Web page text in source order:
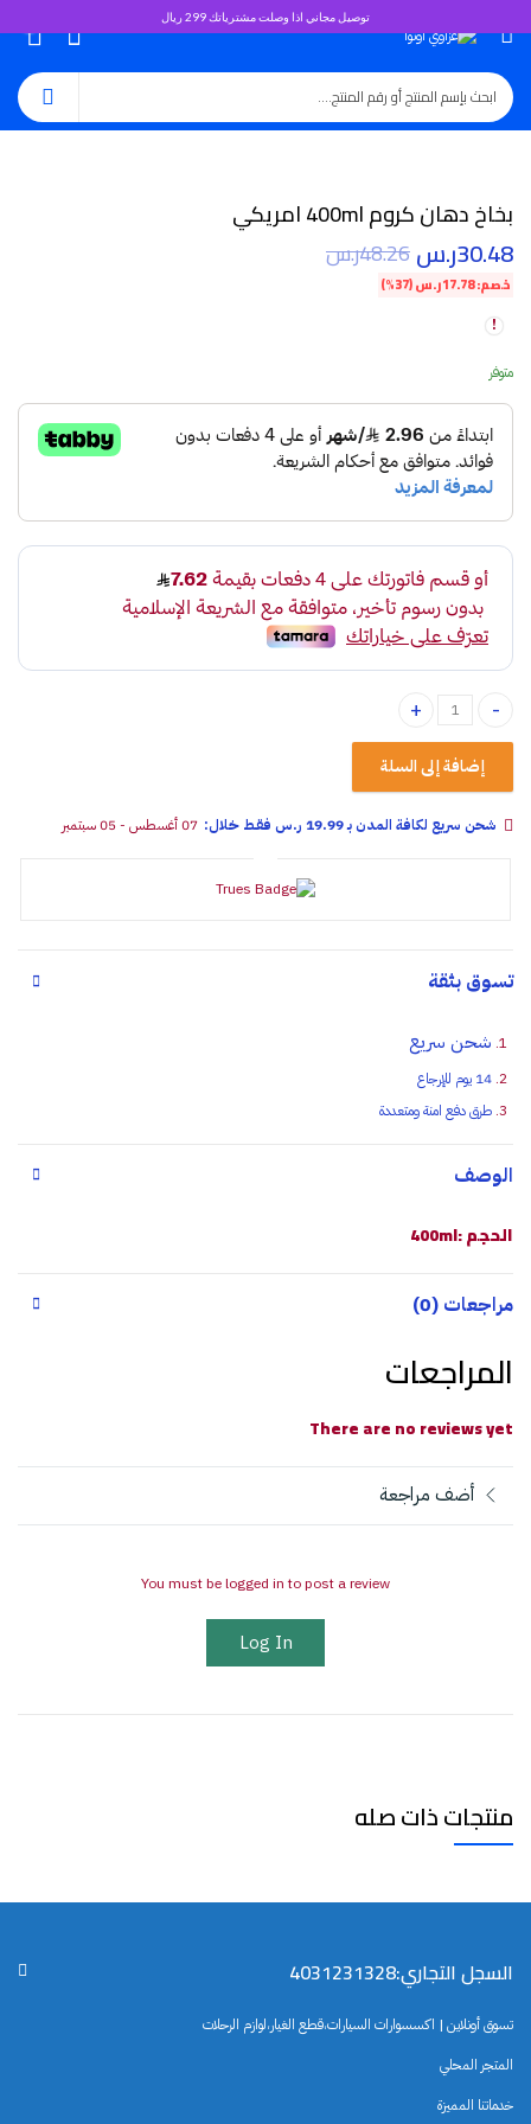
توصيل مجاني اذا وصلت مشترياتك 299 ريال
بخاخ دهان كروم 400ml امريكي
30.48ر.س48.26ر.س
خصم:17.78ر.س(37%)
متوفر
بخاخ دهان كروم 400ml امريكي quantity
إضافة إلى السلة
شحن سريع لكافة المدن بـ 19.99 ر.س فقـط خلال: 07 أغسطس - 05 سبتمبر
تسوق بثقة
شحن سريع
14 يوم للإرجاع
طرق دفع امنة ومتعددة
الوصف
الحجم :400ml
مراجعات (0)
المراجعات
There are no reviews yet
أضف مراجعة
You must be logged in to post a review
Log In
منتجات ذات صله
السجل التجاري:4031231328
تسوق أونلاين | اكسسوارات السيارات،قطع الغيار،لوازم الرحلات
المتجر المحلي
خدماتنا المميزة